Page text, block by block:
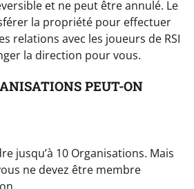
et ne peut être annulé. Le
la propriété pour effectuer
relations avec les joueurs de RSI
la direction pour vous.
PEUT-ON
jusqu’à 10 Organisations. Mais
ne devez être membre